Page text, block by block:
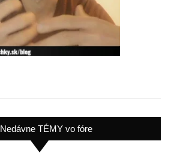
Nedávne TÉMY vo fóre